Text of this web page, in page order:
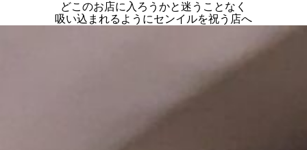
どこのお店に入ろうかと迷うことなく
吸い込まれるようにセンイルを祝う店へ